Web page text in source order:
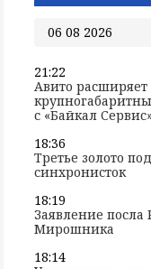
06 08 2026
21:22
Авито расширяет
с «Байкал
18:36
Третье золото
синхронисток
18:19
Заявление посла
Мирошника
18:14